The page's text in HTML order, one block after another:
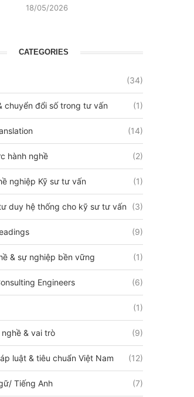
18/05/2026
CATEGORIES
(34)
chuyển đổi số trong tư vấn (1)
(14)
hành nghề (2)
nghiệp Kỹ sư tư vấn (1)
duy hệ thống cho kỹ sư tư vấn (3)
(9)
& sự nghiệp bền vững (1)
Engineers (6)
(1)
nghề & vai trò (9)
luật & tiêu chuẩn Việt Nam (12)
Tiếng Anh (7)